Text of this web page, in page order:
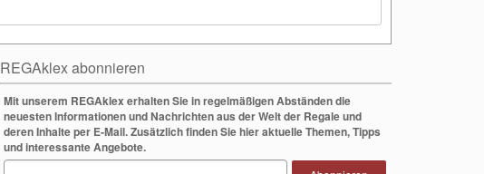
REGAklex abonnieren
Mit unserem REGAklex erhalten Sie in regelmäßigen Abständen die
neuesten Informationen und Nachrichten aus der Welt der Regale und
deren Inhalte per E-Mail. Zusätzlich finden Sie hier aktuelle Themen, Tipps
und interessante Angebote.